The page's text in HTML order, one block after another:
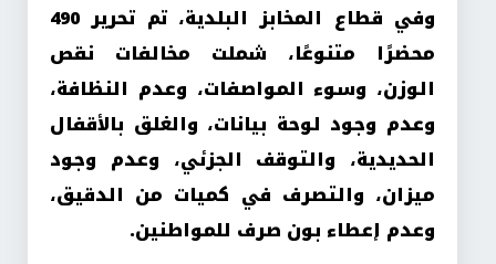
وفي قطاع المخابز البلدية، تم تحرير 490
محضرًا متنوعًا، شملت مخالفات نقص
الوزن، وسوء المواصفات، وعدم النظافة،
وعدم وجود لوحة بيانات، والغلق بالأقفال
الحديدية، والتوقف الجزئي، وعدم وجود
ميزان، والتصرف في كميات من الدقيق،
وعدم إعطاء بون صرف للمواطنين.